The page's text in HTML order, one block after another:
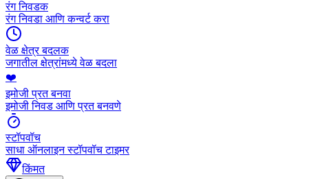
रंग निवडक
रंग निवडा आणि कन्वर्ट करा
वेळ क्षेत्र बदलक
जगातील क्षेत्रांमध्ये वेळ बदला
❤️
इमोजी प्रत बनवा
इमोजी निवड आणि प्रत बनवणे
स्टॉपवॉच
साधा ऑनलाइन स्टॉपवॉच टाइमर
किंमत